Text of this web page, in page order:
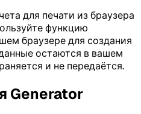
для печати из браузера
функцию
браузере для создания
остаются в вашем
и не передаётся.
Generator